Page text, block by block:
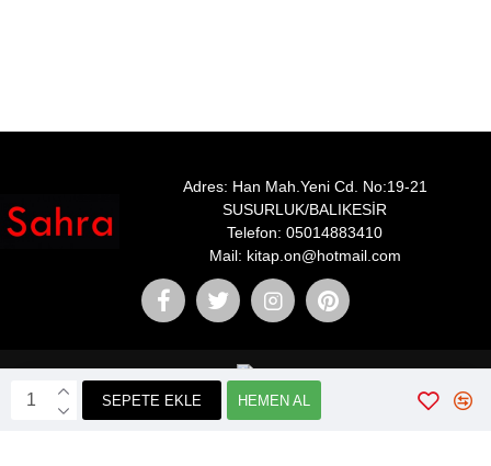
SEPETE EKLE HEMEN AL
Adres: Han Mah.Yeni Cd. No:19-21
SUSURLUK/BALIKESİR
Telefon: 05014883410
Mail: kitap.on@hotmail.com